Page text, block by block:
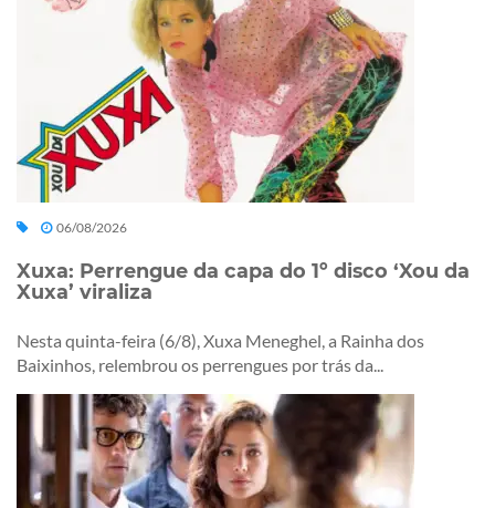
06/08/2026
Xuxa: Perrengue da capa do 1º disco ‘Xou da
Xuxa’ viraliza
Nesta quinta-feira (6/8), Xuxa Meneghel, a Rainha dos
Baixinhos, relembrou os perrengues por trás da...